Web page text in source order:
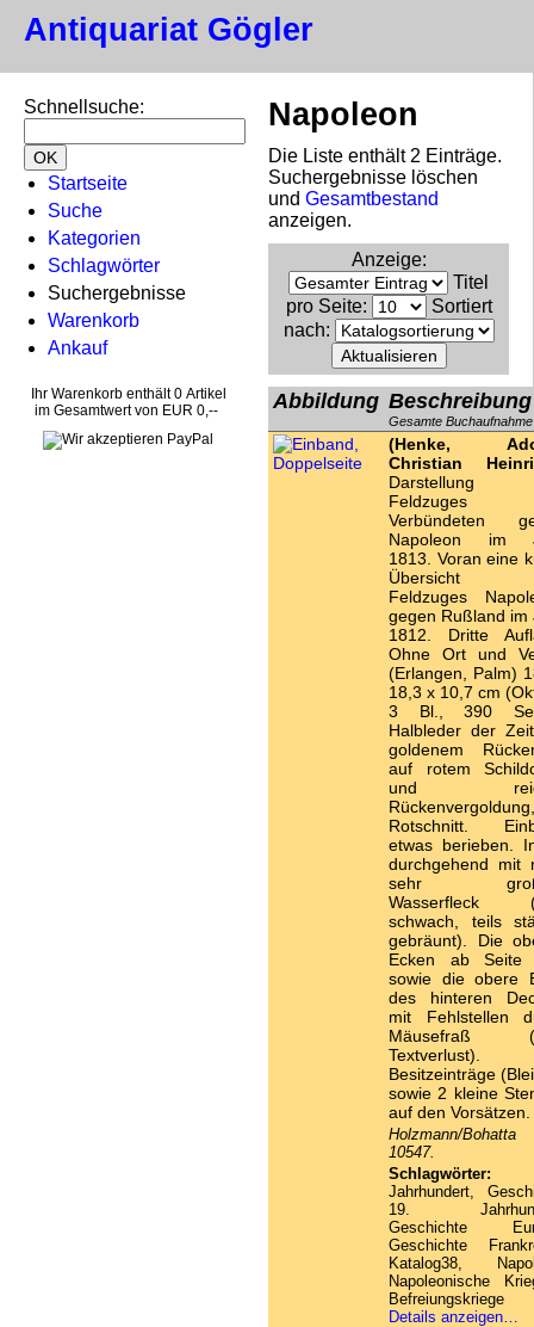
Antiquariat Gögler
Schnellsuche:
Startseite
Suche
Kategorien
Schlagwörter
Suchergebnisse
Warenkorb
Ankauf
Ihr Warenkorb enthält 0 Artikel
im Gesamtwert von EUR 0,--
Napoleon
Die Liste enthält 2 Einträge.
Suchergebnisse löschen
und Gesamtbestand
anzeigen.
Anzeige:
Titel
pro Seite:
Sortiert
nach:
Abbildung Beschreibung
Gesamte Buchaufnahme
(Henke,
Christian
Darstellung
Feldzuges
Verbündeten
Napoleon im
1813. Voran eine
Übersicht
Feldzuges
gegen Rußland im
1812. Dritte
Ohne Ort und
(Erlangen, Palm)
18,3 x 10,7 cm
3 Bl., 390
Halbleder der
goldenem
auf rotem
und
Rückenvergoldung,
Rotschnitt.
etwas berieben.
durchgehend mit
sehr
Wasserfleck
schwach, teils
gebräunt). Die
Ecken ab Seite
sowie die obere
des hinteren
mit Fehlstellen
Mäusefraß
Textverlust).
Besitzeinträge
sowie 2 kleine
auf den Vorsätzen.
Holzmann/
10547.
Schlagwörter:
Jahrhundert,
19.
Geschichte
Geschichte
Katalog38,
Napoleonische
Befreiungskriege
Details anzeigen…